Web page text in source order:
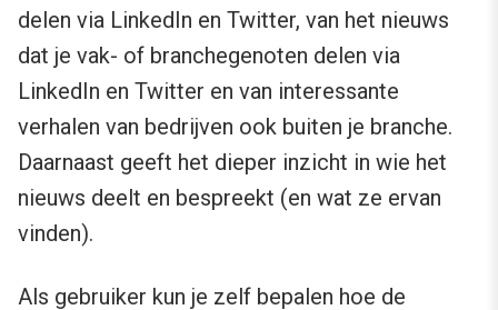
delen via LinkedIn en Twitter, van het nieuws
dat je vak- of branchegenoten delen via
LinkedIn en Twitter en van interessante
verhalen van bedrijven ook buiten je branche.
Daarnaast geeft het dieper inzicht in wie het
nieuws deelt en bespreekt (en wat ze ervan
vinden).
Als gebruiker kun je zelf bepalen hoe de